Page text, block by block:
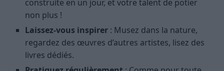
construite en un jour, et votre talent de potier
non plus !
Laissez-vous inspirer : Musez dans la nature,
regardez des œuvres d’autres artistes, lisez des
livres dédiés.